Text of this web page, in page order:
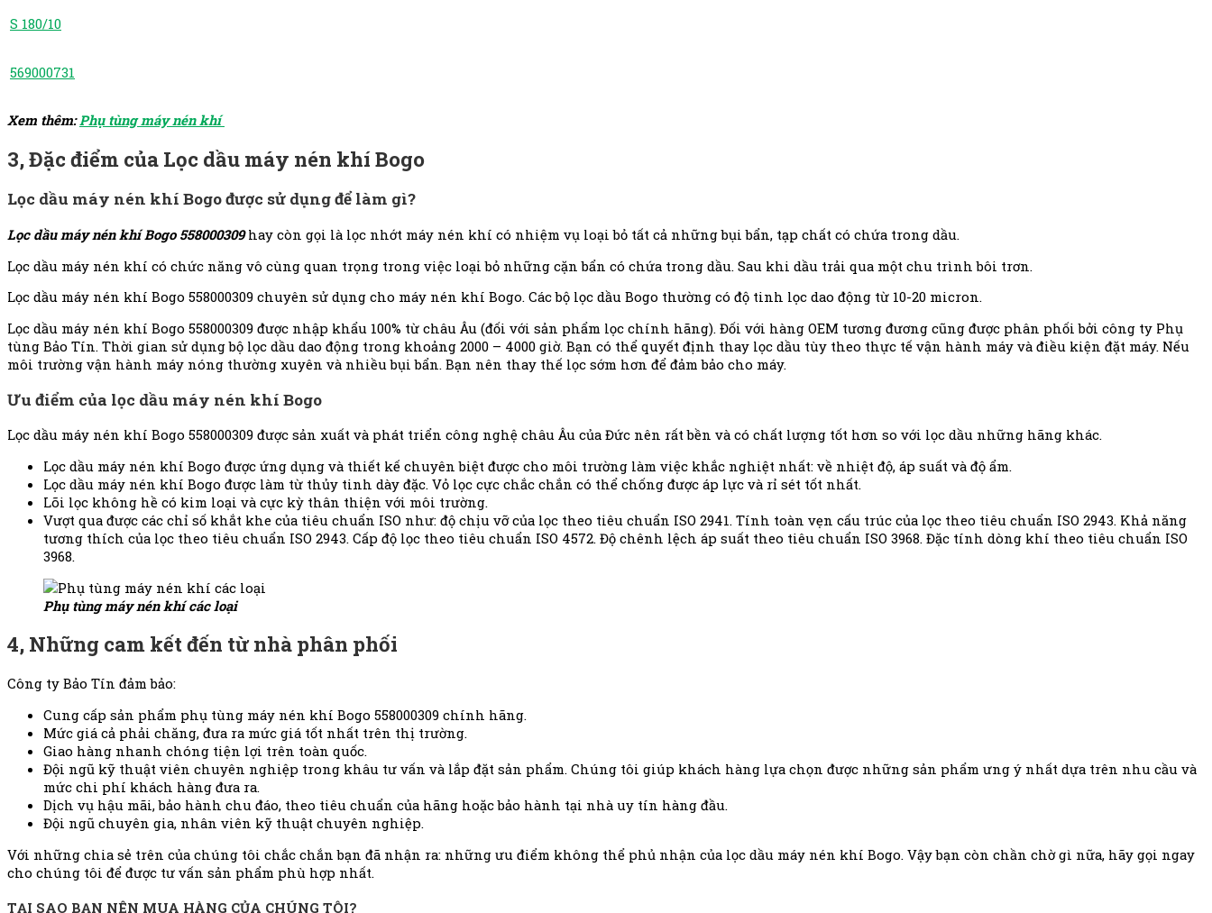
S 180/10
569000731
Xem thêm:Phụ tùng máy nén khí
3, Đặc điểm của Lọc dầu máy nén khí Bogo
Lọc dầu máy nén khí Bogo được sử dụng để làm gì?
Lọc dầu máy nén khí Bogo 558000309hay còn gọi là lọc nhớt máy nén khí có nhiệm vụ loại bỏ tất cả những bụi bẩn, tạp chất có chứa trong dầu.
Lọc dầu máy nén khí có chức năng vô cùng quan trọng trong việc loại bỏ những cặn bẩn có chứa trong dầu. Sau khi dầu trải qua một chu trình bôi trơn.
Lọc dầu máy nén khí Bogo 558000309 chuyên sử dụng cho máy nén khí Bogo. Các bộ lọc dầu Bogo thường có độ tinh lọc dao động từ 10-20 micron.
Lọc dầu máy nén khí Bogo 558000309 được nhập khẩu 100% từ châu Âu (đối với sản phẩm lọc chính hãng). Đối với hàng OEM tương đương cũng được phân phối bởi công ty Phụ
tùng Bảo Tín. Thời gian sử dụng bộ lọc dầu dao động trong khoảng 2000 – 4000 giờ. Bạn có thể quyết định thay lọc dầu tùy theo thực tế vận hành máy và điều kiện đặt máy. Nếu
môi trường vận hành máy nóng thường xuyên và nhiều bụi bẩn. Bạn nên thay thế lọc sớm hơn để đảm bảo cho máy.
Ưu điểm của lọc dầu máy nén khí Bogo
Lọc dầu máy nén khí Bogo 558000309 được sản xuất và phát triển công nghệ châu Âu của Đức nên rất bền và có chất lượng tốt hơn so với lọc dầu những hãng khác.
Lọc dầu máy nén khí Bogo được ứng dụng và thiết kế chuyên biệt được cho môi trường làm việc khắc nghiệt nhất: về nhiệt độ, áp suất và độ ẩm.
Lọc dầu máy nén khí Bogo được làm từ thủy tinh dày đặc. Vỏ lọc cực chắc chắn có thể chống được áp lực và rỉ sét tốt nhất.
Lõi lọc không hề có kim loại và cực kỳ thân thiện với môi trường.
Vượt qua được các chỉ số khắt khe của tiêu chuẩn ISO như: độ chịu vỡ của lọc theo tiêu chuẩn ISO 2941. Tính toàn vẹn cấu trúc của lọc theo tiêu chuẩn ISO 2943. Khả năng
tương thích của lọc theo tiêu chuẩn ISO 2943. Cấp độ lọc theo tiêu chuẩn ISO 4572. Độ chênh lệch áp suất theo tiêu chuẩn ISO 3968. Đặc tính dòng khí theo tiêu chuẩn ISO
3968.
Phụ tùng máy nén khí các loại
4, Những cam kết đến từ nhà phân phối
Công ty Bảo Tín đảm bảo:
Cung cấp sản phẩm phụ tùng máy nén khí Bogo 558000309 chính hãng.
Mức giá cả phải chăng, đưa ra mức giá tốt nhất trên thị trường.
Giao hàng nhanh chóng tiện lợi trên toàn quốc.
Đội ngũ kỹ thuật viên chuyên nghiệp trong khâu tư vấn và lắp đặt sản phẩm. Chúng tôi giúp khách hàng lựa chọn được những sản phẩm ưng ý nhất dựa trên nhu cầu và
mức chi phí khách hàng đưa ra.
Dịch vụ hậu mãi, bảo hành chu đáo, theo tiêu chuẩn của hãng hoặc bảo hành tại nhà uy tín hàng đầu.
Đội ngũ chuyên gia, nhân viên kỹ thuật chuyên nghiệp.
Với những chia sẻ trên của chúng tôi chắc chắn bạn đã nhận ra: những ưu điểm không thể phủ nhận của lọc dầu máy nén khí Bogo. Vậy bạn còn chần chờ gì nữa, hãy gọi ngay
cho chúng tôi để được tư vấn sản phẩm phù hợp nhất.
TẠI SAO BẠN NÊN MUA HÀNG CỦA CHÚNG TÔI?